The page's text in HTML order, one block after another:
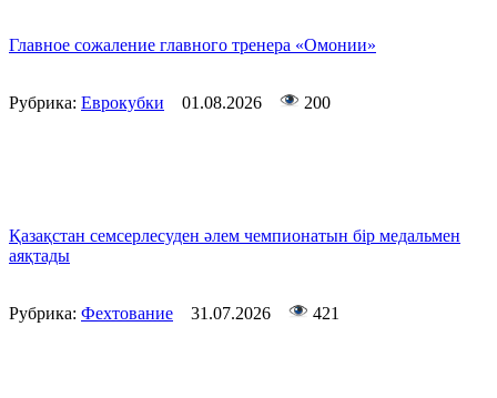
Главное сожаление главного тренера «Омонии»
Рубрика: Еврокубки 01.08.2026 200
Қазақстан семсерлесуден әлем чемпионатын бір медальмен
аяқтады
Рубрика: Фехтование 31.07.2026 421